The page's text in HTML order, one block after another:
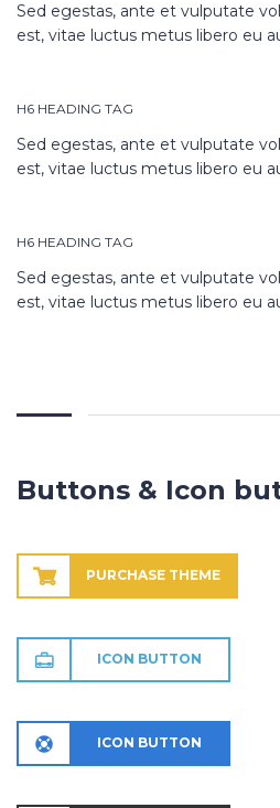
Sed egestas, ante et vulputate
est, vitae luctus metus libero eu
H6 HEADING TAG
Sed egestas, ante et vulputate
est, vitae luctus metus libero eu
H6 HEADING TAG
Sed egestas, ante et vulputate
est, vitae luctus metus libero eu
Buttons & Icon
PURCHASE THEME
ICON BUTTON
ICON BUTTON